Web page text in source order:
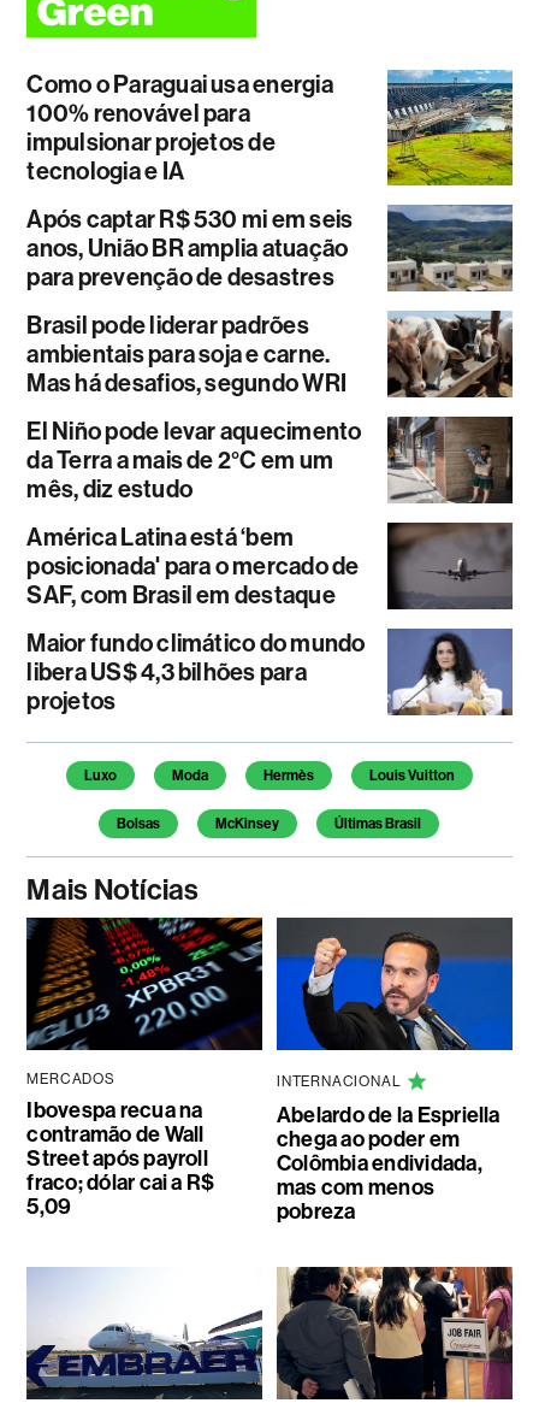
Como o Paraguai usa energia
100% renovável para
impulsionar projetos de
tecnologia e IA
Após captar R$ 530 mi em seis
anos, União BR amplia atuação
para prevenção de desastres
Brasil pode liderar padrões
ambientais para soja e carne.
Mas há desafios, segundo WRI
El Niño pode levar aquecimento
da Terra a mais de 2°C em um
mês, diz estudo
América Latina está ‘bem
posicionada' para o mercado de
SAF, com Brasil em destaque
Maior fundo climático do mundo
libera US$ 4,3 bilhões para
projetos
Temas deste artigo
Luxo Moda Hermès Louis Vuitton
Bolsas McKinsey Últimas Brasil
Mais Notícias
MERCADOS
Ibovespa recua na
contramão de Wall
Street após payroll
fraco; dólar cai a R$
5,09
INTERNACIONAL
Abelardo de la Espriella
chega ao poder em
Colômbia endividada,
mas com menos
pobreza